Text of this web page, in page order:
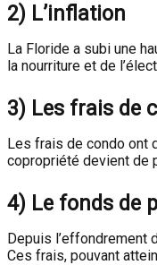
2) L’inflation
La Floride a subi une
la nourriture et de
3) Les frais de
Les frais de condo ont
copropriété devient de
4) Le fonds de
Depuis l’effondrement
Ces frais, pouvant